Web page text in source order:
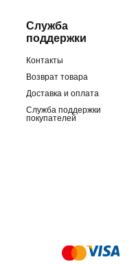
Служба
поддержки
Контакты
Возврат товара
Доставка и оплата
Служба поддержки
покупателей